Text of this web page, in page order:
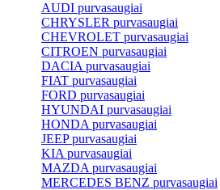
AUDI purvasaugiai
CHRYSLER purvasaugiai
CHEVROLET purvasaugiai
CITROEN purvasaugiai
DACIA purvasaugiai
FIAT purvasaugiai
FORD purvasaugiai
HYUNDAI purvasaugiai
HONDA purvasaugiai
JEEP purvasaugiai
KIA purvasaugiai
MAZDA purvasaugiai
MERCEDES BENZ purvasaugiai